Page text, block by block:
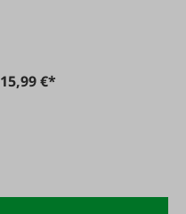
15,99 €*